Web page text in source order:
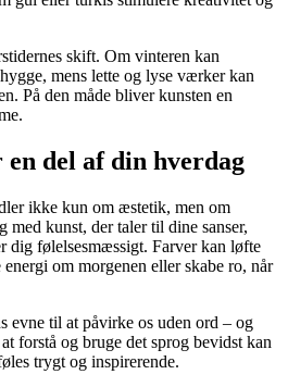
skift. Om vinteren kan
mens lette og lyse værker kan
På den måde bliver kunsten en
del af din hverdag
ikke kun om æstetik, men om
kunst, der taler til dine sanser,
dig følelsesmæssigt. Farver kan løfte
om morgenen eller skabe ro, når
evne til at påvirke os uden ord – og
forstå og bruge det sprog bevidst kan
trygt og inspirerende.